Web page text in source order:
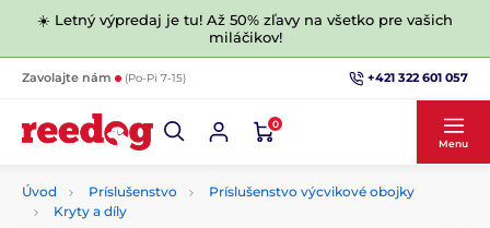
☀️ Letný výpredaj je tu! Až 50% zľavy na všetko pre vašich
miláčikov!
Zavolajte nám (Po-Pi 7-15) +421 322 601 057
0
Menu
Úvod Príslušenstvo
Príslušenstvo výcvikové obojky
Kryty a díly